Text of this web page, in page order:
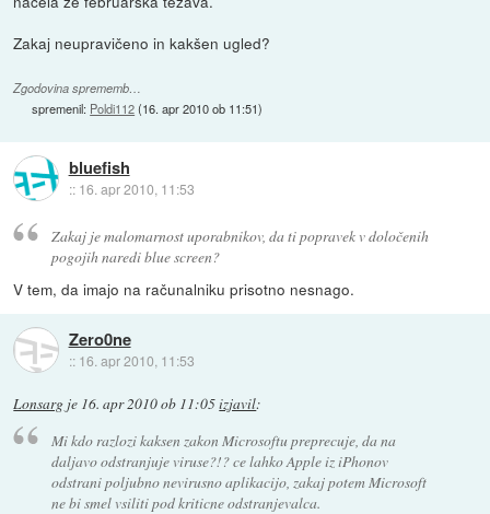
Zakaj neupravičeno in kakšen ugled?
Zgodovina sprememb…
spremenil: Poldi112(16. apr 2010 ob 11:51)
bluefish
:: 16. apr 2010, 11:53
Zakaj je malomarnost uporabnikov, da ti popravek v določenih
pogojih naredi blue screen?
V tem, da imajo na računalniku prisotno nesnago.
Zero0ne
:: 16. apr 2010, 11:53
Lonsarg je 16. apr 2010 ob 11:05izjavil:
Mi kdo razlozi kaksen zakon Microsoftu preprecuje, da na
daljavo odstranjuje viruse?!? ce lahko Apple iz iPhonov
odstrani poljubno nevirusno aplikacijo, zakaj potem Microsoft
ne bi smel vsiliti pod kriticne odstranjevalca.